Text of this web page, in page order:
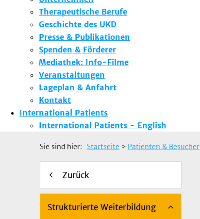
Therapeutische Berufe
Geschichte des UKD
Presse & Publikationen
Spenden & Förderer
Mediathek: Info-Filme
Veranstaltungen
Lageplan & Anfahrt
Kontakt
International Patients
International Patients - English
Sie sind hier: Startseite > Patienten & Besucher
Zurück
Strukturierte Weiterbildung